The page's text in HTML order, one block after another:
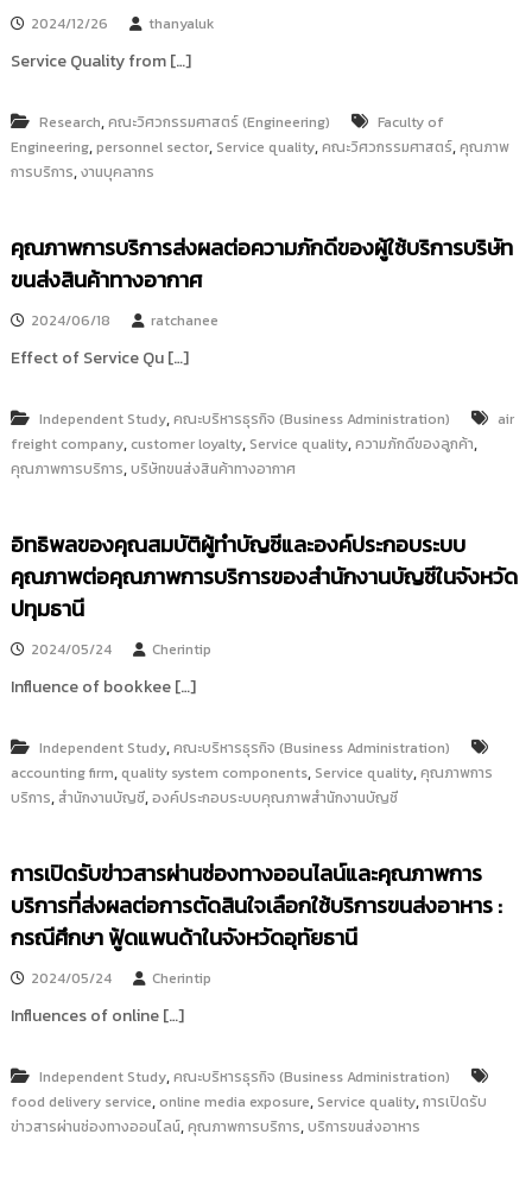
r
y
ค
ลั
ง
มู
ล
ง
า
น
จั
ย
2024/12/26 thanyaluk
Service Quality from […]
Research,คณะวิศวกรรมศาสตร์ (Engineering)
Faculty of
Engineering,personnel sector, Service quality,คณะวิศวกรรมศาสตร์,คุณภาพ
การบริการ,งานบุคลากร
คุณภาพการบริการส่งผลต่อความภักดีของผู้ใช้บริการบริษัท
ขนส่งสินค้าทางอากาศ
2024/06/18 ratchanee
Effect of Service Qu […]
Independent Study,คณะบริหารธุรกิจ (Business Administration)
air
freight company, customer loyalty, Service quality,ความภักดีของลูกค้า,
คุณภาพการบริการ,บริษัทขนส่งสินค้าทางอากาศ
อิทธิพลของคุณสมบัติผู้ทำบัญชีและองค์ประกอบระบบ
คุณภาพต่อคุณภาพการบริการของสำนักงานบัญชีในจังหวัด
ปทุมธานี
2024/05/24 Cherintip
Influence of bookkee […]
Independent Study,คณะบริหารธุรกิจ (Business Administration)
accounting firm, quality system components, Service quality,คุณภาพการ
บริการ, สำนักงานบัญชี,องค์ประกอบระบบคุณภาพสำนักงานบัญชี
การเปิดรับข่าวสารผ่านช่องทางออนไลน์และคุณภาพการ
บริการที่ส่งผลต่อการตัดสินใจเลือกใช้บริการขนส่งอาหาร :
กรณีศึกษา ฟู้ดแพนด้าในจังหวัดอุทัยธานี
2024/05/24 Cherintip
Influences of online […]
Independent Study,คณะบริหารธุรกิจ (Business Administration)
food delivery service, online media exposure, Service quality,การเปิดรับ
ข่าวสารผ่านช่องทางออนไลน์,คุณภาพการบริการ,บริการขนส่งอาหาร